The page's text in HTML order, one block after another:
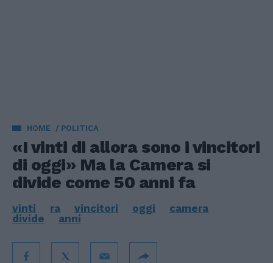
HOME POLITICA
«I vinti di allora sono i vincitori
di oggi» Ma la Camera si
divide come 50 anni fa
vinti ra vincitori oggi
camera
divide
anni